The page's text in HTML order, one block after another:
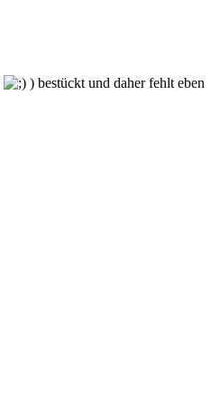
) bestückt und daher fehlt eben